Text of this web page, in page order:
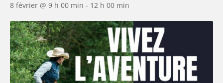
8 février @ 9 h 00 min - 12 h 00 min